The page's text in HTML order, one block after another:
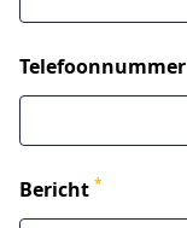
Telefoonnummer
Bericht *